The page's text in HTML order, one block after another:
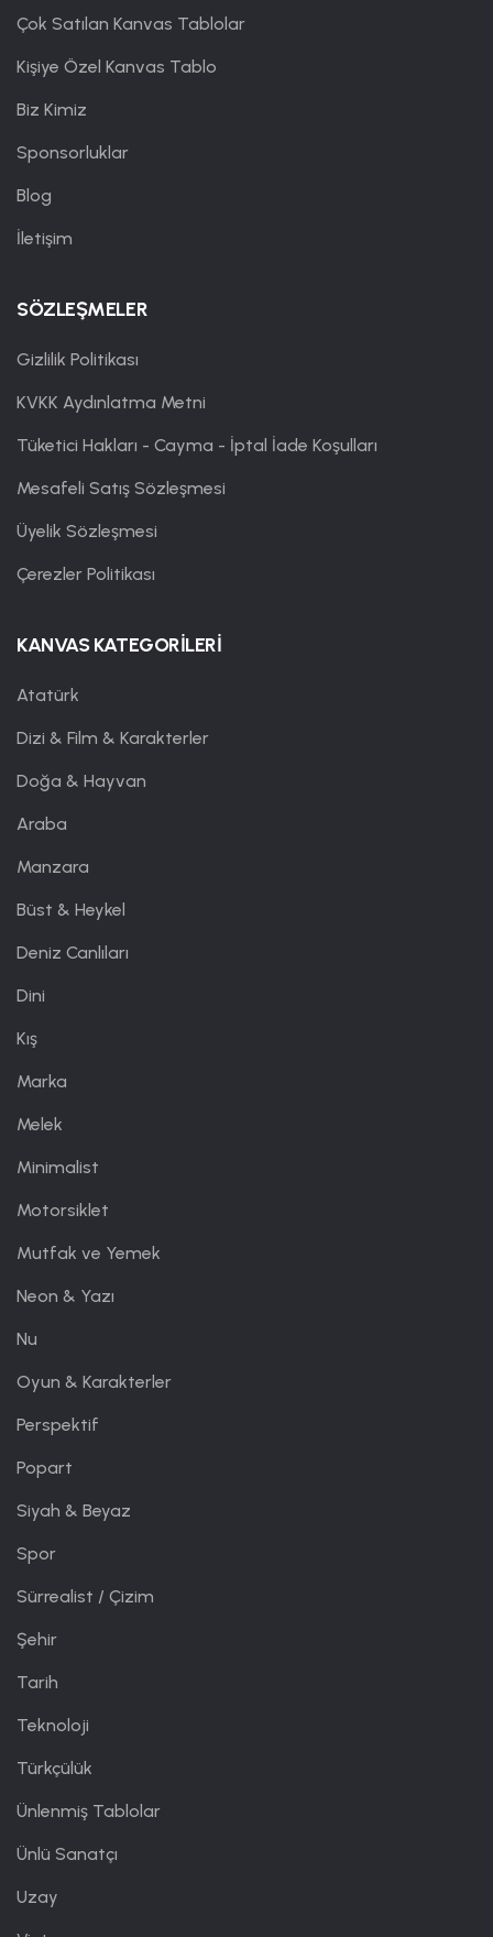
Çok Satılan Kanvas Tablolar
Kişiye Özel Kanvas Tablo
Biz Kimiz
Sponsorluklar
Blog
İletişim
SÖZLEŞMELER
Gizlilik Politikası
KVKK Aydınlatma Metni
Tüketici Hakları - Cayma - İptal İade Koşulları
Mesafeli Satış Sözleşmesi
Üyelik Sözleşmesi
Çerezler Politikası
KANVAS KATEGORİLERİ
Atatürk
Dizi & Film & Karakterler
Doğa & Hayvan
Araba
Manzara
Büst & Heykel
Deniz Canlıları
Dini
Kış
Marka
Melek
Minimalist
Motorsiklet
Mutfak ve Yemek
Neon & Yazı
Nu
Oyun & Karakterler
Perspektif
Popart
Siyah & Beyaz
Spor
Sürrealist / Çizim
Şehir
Tarih
Teknoloji
Türkçülük
Ünlenmiş Tablolar
Ünlü Sanatçı
Uzay